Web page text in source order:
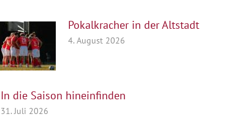
Pokalkracher in der Altstadt
4. August 2026
In die Saison hineinfinden
31. Juli 2026